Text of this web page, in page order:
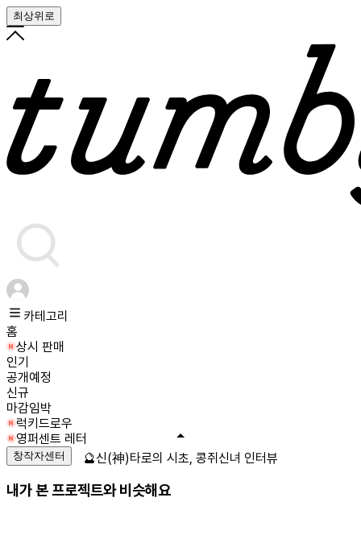
최상위로
카테고리
홈
상시 판매
인기
공개예정
신규
마감임박
럭키드로우
영퍼센트 레터
창작자센터
내가 본 프로젝트와 비슷해요
🔮신(神)타로의 시초, 콩쥐신녀 인터뷰